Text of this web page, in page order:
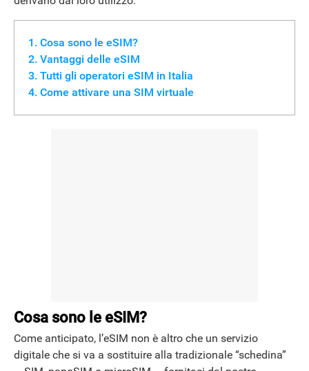
NEWS
Cosa sono le eSIM?
Vantaggi delle eSIM
Tutti gli operatori eSIM in Italia
Come attivare una SIM virtuale
Cosa sono le eSIM?
Come anticipato, l’eSIM non è altro che un servizio
digitale che si va a sostituire alla tradizionale “schedina”